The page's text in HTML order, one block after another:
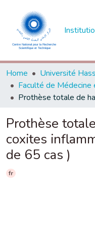
Home
Prothèse
coxites
de 65 cas )
fr